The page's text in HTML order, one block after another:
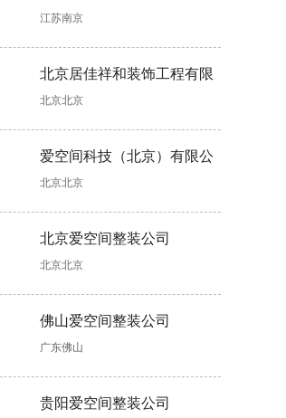
助力!
含哪些?
如何收房，
收房注意事
没有“猫
全包装修多
少钱?装修
报价存在个
混搭装修怎
么设计?有
两个设计思
婚房装修木
工项目不可
江苏南京
北京居佳祥和装饰工程有限
公司
北京北京
爱空间科技（北京）有限公
司
北京北京
北京爱空间整装公司
北京北京
佛山爱空间整装公司
广东佛山
贵阳爱空间整装公司